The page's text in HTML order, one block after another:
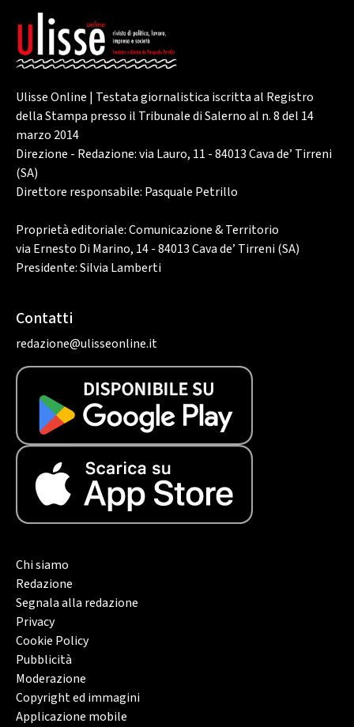
Ulisse Online | Testata giornalistica iscritta al Registro
della Stampa presso il Tribunale di Salerno al n. 8 del 14
marzo 2014
Direzione - Redazione: via Lauro, 11 - 84013 Cava de’ Tirreni
(SA)
Direttore responsabile: Pasquale Petrillo
Proprietà editoriale: Comunicazione & Territorio
via Ernesto Di Marino, 14 - 84013 Cava de’ Tirreni (SA)
Presidente: Silvia Lamberti
Contatti
redazione@ulisseonline.it
Chi siamo
Redazione
Segnala alla redazione
Privacy
Cookie Policy
Pubblicità
Moderazione
Copyright ed immagini
Applicazione mobile